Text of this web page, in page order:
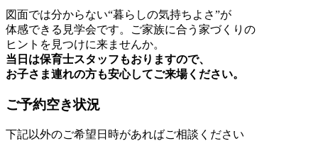
図面では分からない“暮らしの気持ちよさ”が
体感できる見学会です。ご家族に合う家づくりの
ヒントを見つけに来ませんか。
当日は保育士スタッフもおりますので、
お子さま連れの方も安心してご来場ください。
ご予約空き状況
下記以外のご希望日時があればご相談ください